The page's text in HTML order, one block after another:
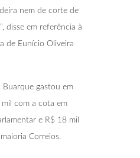
nem de corte de
disse em referência à
de Eunício Oliveira
Buarque gastou em
com a cota em
e R$ 18 mil
Correios.